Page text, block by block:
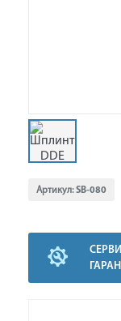
Артикул:SB-080